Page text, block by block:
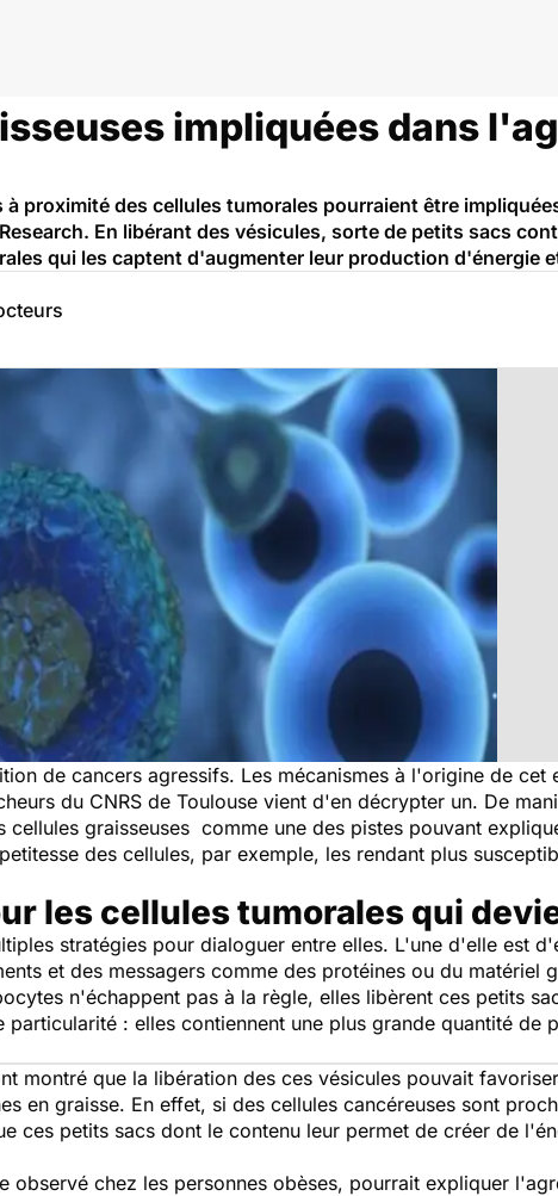
impliquées dans
proximité des cellules tumorales pourraient être
En libérant des vésicules, sorte de petits sacs
qui les captent d'augmenter leur production d'énergie
de cancers agressifs. Les mécanismes à l'origine de cet
du CNRS de Toulouse vient d'en décrypter un. De
graisseuses comme une des pistes pouvant
des cellules, par exemple, les rendant plus
les cellules tumorales qui
stratégies pour dialoguer entre elles. L'une d'elle est
et des messagers comme des protéines ou du matériel
n'échappent pas à la règle, elles libèrent ces petits
particularité : elles contiennent une plus grande quantité de
montré que la libération des ces vésicules pouvait
en graisse. En effet, si des cellules cancéreuses sont
ces petits sacs dont le contenu leur permet de créer de
observé chez les personnes obèses, pourrait expliquer